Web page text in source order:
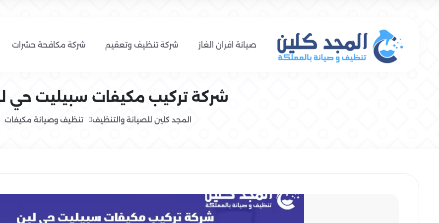
صيانة افران الغاز شركة تنظيف وتعقيم شركة مكافحة حشرات
شركة تركيب مكيفات سبيليت حي
المجد كلين للصيانة والتنظيف تنظيف وصيانة مكيفات